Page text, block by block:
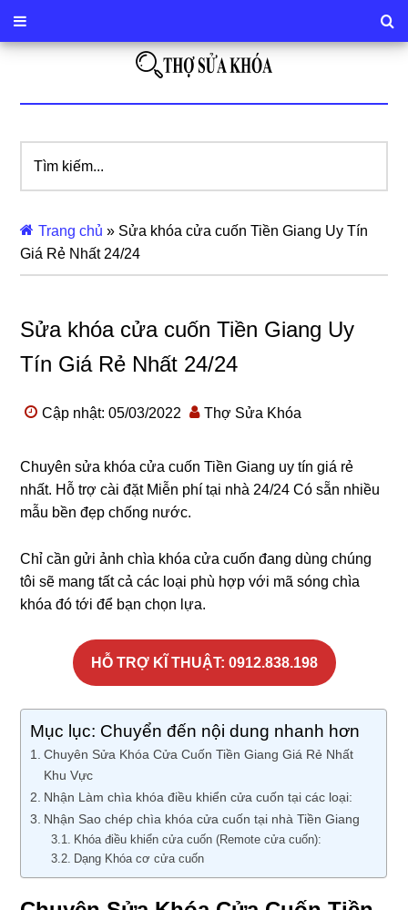
kiếm...
Trang chủ » Sửa khóa cửa cuốn Tiền Giang Uy Tín
Giá Rẻ Nhất 24/24
Sửa khóa cửa cuốn Tiền Giang Uy
Tín Giá Rẻ Nhất 24/24
Cập nhật: 05/03/2022 Thợ Sửa Khóa
Chuyên sửa khóa cửa cuốn Tiền Giang uy tín giá rẻ
nhất. Hỗ trợ cài đặt Miễn phí tại nhà 24/24 Có sẵn nhiều
mẫu bền đẹp chống nước.
Chỉ cần gửi ảnh chìa khóa cửa cuốn đang dùng chúng
tôi sẽ mang tất cả các loại phù hợp với mã sóng chìa
khóa đó tới để bạn chọn lựa.
HỖ TRỢ KĨ THUẬT: 0912.838.198
Mục lục: Chuyển đến nội dung nhanh hơn
Chuyên Sửa Khóa Cửa Cuốn Tiền Giang Giá Rẻ Nhất
Khu Vực
Nhận Làm chìa khóa điều khiển cửa cuốn tại các loại:
Nhận Sao chép chìa khóa cửa cuốn tại nhà Tiền Giang
Khóa điều khiển cửa cuốn (Remote cửa cuốn):
Dạng Khóa cơ cửa cuốn